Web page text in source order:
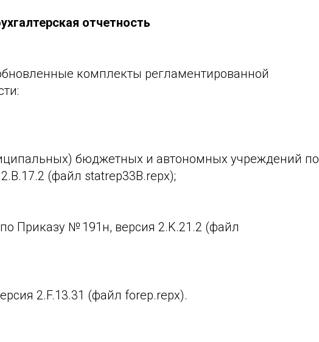
отчетность
комплекты регламентированной
бюджетных и автономных учреждений по
(файл statrep33B.repx);
Приказу № 191н, версия 2.K.21.2 (файл
2.F.13.31 (файл forep.repx).